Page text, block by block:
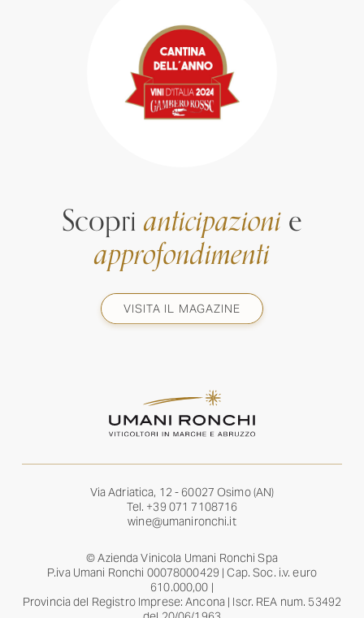
Scoprianticipazionie
approfondimenti
VISITA IL MAGAZINE
Via Adriatica, 12 - 60027 Osimo (AN)
Tel. +39 071 7108716
wine@umanironchi.it
© Azienda Vinicola Umani Ronchi Spa
P.iva Umani Ronchi 00078000429 | Cap. Soc. i.v. euro
610.000,00 |
Provincia del Registro Imprese: Ancona | Iscr. REA num. 53492